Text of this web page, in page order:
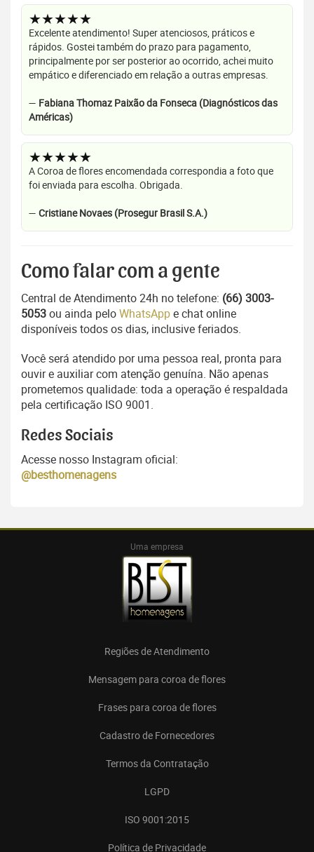
★★★★★
Excelente atendimento! Super atenciosos, práticos e
rápidos. Gostei também do prazo para pagamento,
principalmente por ser posterior ao ocorrido, achei muito
empático e diferenciado em relação a outras empresas.
— Fabiana Thomaz Paixão da Fonseca (Diagnósticos das
Américas)
★★★★★
A Coroa de flores encomendada correspondia a foto que
foi enviada para escolha. Obrigada.
— Cristiane Novaes (Prosegur Brasil S.A.)
Como falar com a gente
Central de Atendimento 24h no telefone: (66) 3003-
5053ou ainda peloWhatsAppe chat online
disponíveis todos os dias, inclusive feriados.
Você será atendido por uma pessoa real, pronta para
ouvir e auxiliar com atenção genuína. Não apenas
prometemos qualidade: toda a operação é respaldada
pela certificação ISO 9001.
Redes Sociais
Acesse nosso Instagram oficial:
@besthomenagens
Uma empresa
Regiões de Atendimento
Mensagem para coroa de flores
Frases para coroa de flores
Cadastro de Fornecedores
Termos da Contratação
LGPD
ISO 9001:2015
Política de Privacidade